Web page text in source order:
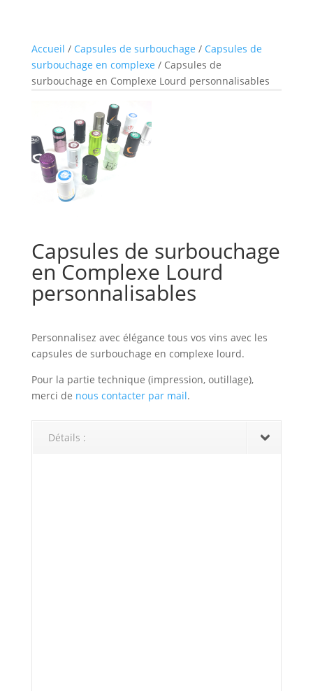
Accueil / Capsules de surbouchage / Capsules de
surbouchage en complexe / Capsules de
surbouchage en Complexe Lourd personnalisables
Capsules de surbouchage
en Complexe Lourd
personnalisables
Personnalisez avec élégance tous vos vins avec les
capsules de surbouchage en complexe lourd.
Pour la partie technique (impression, outillage),
merci de nous contacter par mail.
Détails :